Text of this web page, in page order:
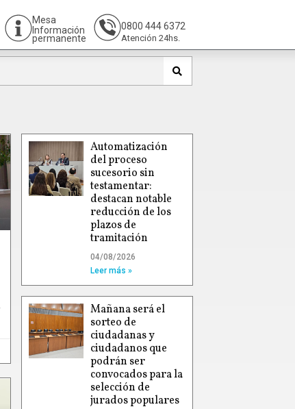
Mesa
Información
permanente
0800 444 6372
Atención 24hs.
Automatización
del proceso
sucesorio sin
testamentar:
destacan notable
reducción de los
plazos de
tramitación
04/08/2026
Leer más »
Mañana será el
sorteo de
ciudadanas y
ciudadanos que
podrán ser
convocados para la
selección de
jurados populares